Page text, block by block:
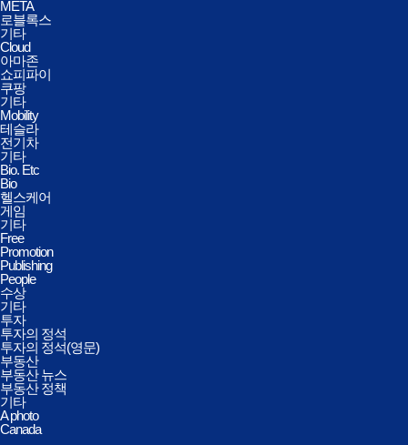
META
로블록스
기타
Cloud
아마존
쇼피파이
쿠팡
기타
Mobility
테슬라
전기차
기타
Bio. Etc
Bio
헬스케어
게임
기타
Free
Promotion
Publishing
People
수상
기타
투자
투자의 정석
투자의 정석(영문)
부동산
부동산 뉴스
부동산 정책
기타
A photo
Canada